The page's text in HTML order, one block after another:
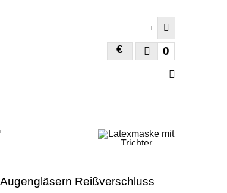
0
€
Reißverschluss